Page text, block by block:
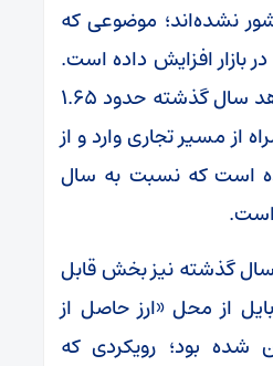
نشده‌اند؛ موضوعی که
بازار افزایش داده است.
برآورد‌ها نشان می‌دهد سال گذشته حدود ۱.۶۵
از مسیر تجاری وارد و از
است که نسبت به سال
سال گذشته نیز بخش قابل
از محل «ارز حاصل از
شده بود؛ رویکردی که